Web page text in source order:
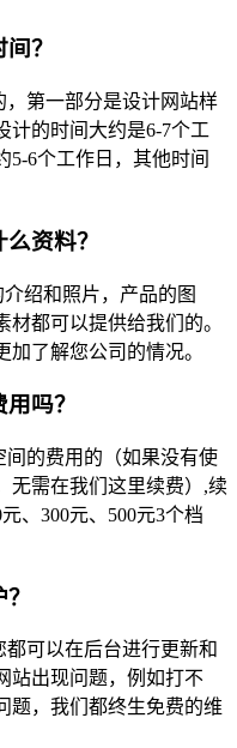
？
，第一部分是设计网站样
计的时间大约是6-7个工
5-6个工作日，其他时间
资料？
绍和照片，产品的图
都可以提供给我们的。
了解您公司的情况。
吗？
间的费用的（如果没有使
无需在我们这里续费）,续
、300元、500元3个档
可以在后台进行更新和
站出现问题，例如打不
题，我们都终生免费的维